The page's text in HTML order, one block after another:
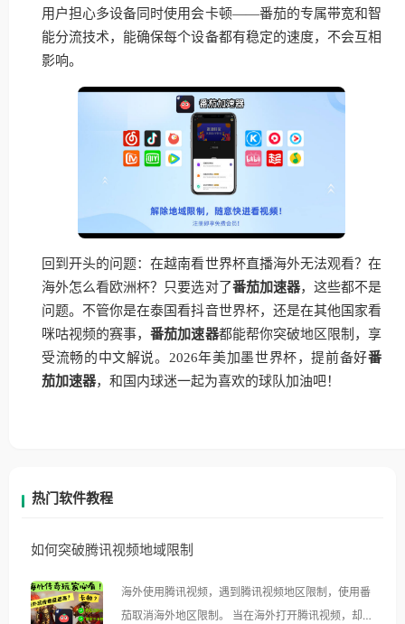
用户担心多设备同时使用会卡顿——番茄的专属带宽和智
能分流技术，能确保每个设备都有稳定的速度，不会互相
影响。
回到开头的问题：在越南看世界杯直播海外无法观看？在
海外怎么看欧洲杯？只要选对了番茄加速器，这些都不是
问题。不管你是在泰国看抖音世界杯，还是在其他国家看
咪咕视频的赛事，番茄加速器都能帮你突破地区限制，享
受流畅的中文解说。2026年美加墨世界杯，提前备好番
茄加速器，和国内球迷一起为喜欢的球队加油吧！
热门软件教程
如何突破腾讯视频地域限制
海外使用腾讯视频，遇到腾讯视频地区限制，使用番
茄取消海外地区限制。 当在海外打开腾讯视频，却突